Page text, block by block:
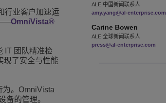
行业客户加速运
——OmniVista®
IT 团队精准检
现了安全与性能
为。OmniVista
备的管理。
ALE 中国新闻联系人
amy.yang@al-enterprise.com
Carine Bowen
ALE 全球新闻联系人
press@al-enterprise.com